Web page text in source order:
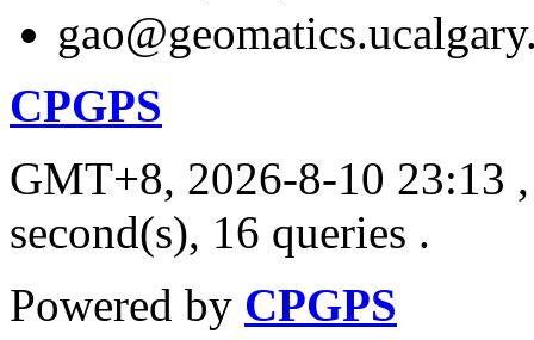
CPGPS
GMT+8, 2026-8-10 23:13
second(s), 16 queries .
Powered by CPGPS